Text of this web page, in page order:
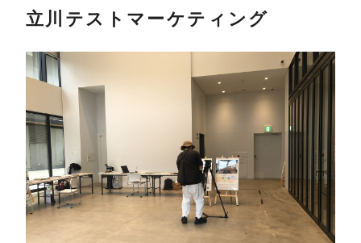
立川テストマーケティング